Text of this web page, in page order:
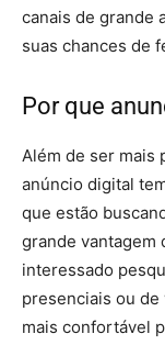
canais de grande
suas chances de
Por que
Além de ser mais
anúncio digital
que estão
grande vantagem
interessado
presenciais ou
mais confortável